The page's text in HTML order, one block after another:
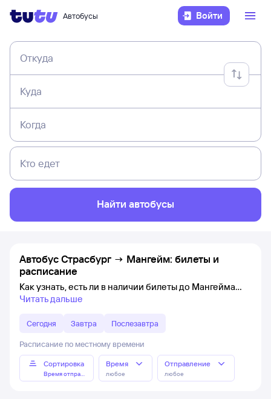
Автобусы Войти
Откуда
Куда
Когда
Кто едет
Найти автобусы
Автобус Страсбург → Мангейм: билеты и
расписание
Как узнать, есть ли в наличии билеты до Мангейма
Читать дальше
Сегодня Завтра Послезавтра
Расписание по местному времени
Сортировка
Время отправления
Время
любое
Отправление
любое